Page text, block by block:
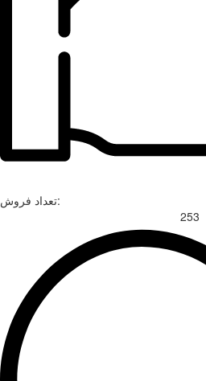
تعداد فروش:
253